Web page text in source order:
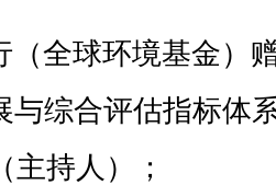
（全球环境基金）
与综合评估指标体
主持人）；